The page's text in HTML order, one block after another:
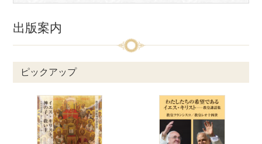
出版案内
ピックアップ